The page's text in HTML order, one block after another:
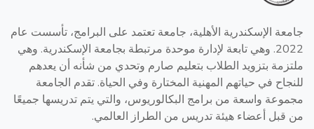
جامعة الإسكندرية الأهلية، جامعة تعتمد على البرامج، تأسست عام
2022. وهي تابعة لإدارة موحدة مرتبطة بجامعة الإسكندرية. وهي
ملتزمة بتزويد الطلاب بتعليم صارم وتحدي من شأنه أن يعدهم
للنجاح في حياتهم المهنية المختارة وفي الحياة. تقدم الجامعة
مجموعة واسعة من برامج البكالوريوس، والتي يتم تدريسها جميعًا
من قبل أعضاء هيئة تدريس من الطراز العالمي.